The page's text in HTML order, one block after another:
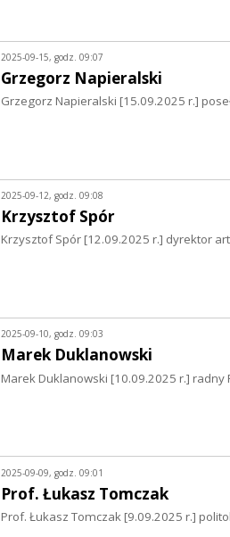
2025-09-15, godz. 09:07
Grzegorz Napieralski
Grzegorz Napieralski [15.09.2025 r.]
2025-09-12, godz. 09:08
Krzysztof Spór
Krzysztof Spór [12.09.2025 r.] dyrektor
2025-09-10, godz. 09:03
Marek Duklanowski
Marek Duklanowski [10.09.2025 r.] radny
2025-09-09, godz. 09:01
Prof. Łukasz Tomczak
Prof. Łukasz Tomczak [9.09.2025 r.]